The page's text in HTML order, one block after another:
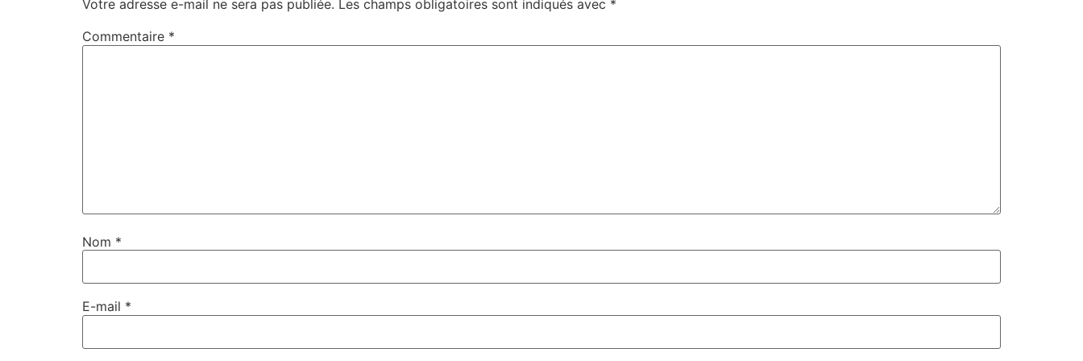
une
Votre adresse e-mail ne sera pas publiée. Les champs obligatoires sont indiqués avec *
Commentaire *
Nom *
E-mail *